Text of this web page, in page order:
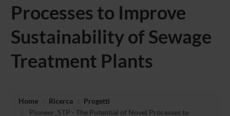
Processes to Improve
Sustainability of Sewage
Treatment Plants
Home Ricerca
Progetti
Pioneer_STP - The Potential of Novel Processes to